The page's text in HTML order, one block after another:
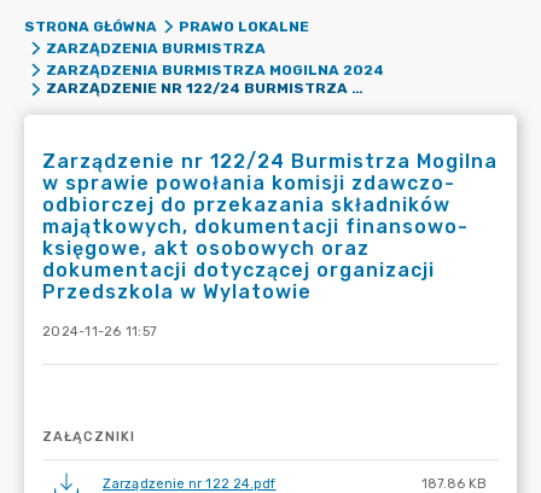
STRONA GŁÓWNA
PRAWO LOKALNE
ZARZĄDZENIA BURMISTRZA
ZARZĄDZENIA BURMISTRZA MOGILNA 2024
ZARZĄDZENIE NR 122/24 BURMISTRZA MOGILNA W SPRAWIE POWOŁANIA KOMISJI ZDAWCZO-ODBIORCZEJ DO PRZEKAZANIA SKŁADNIKÓW MAJĄTKOWYCH, DOKUMENTACJI FINANSOWO-KSIĘGOWE, AKT OSOBOWYCH ORAZ DOKUMENTACJI DOTYCZĄCEJ ORGANIZACJI PRZEDSZKOLA W WYLATOWIE
Zarządzenie nr 122/24 Burmistrza Mogilna
w sprawie powołania komisji zdawczo-
odbiorczej do przekazania składników
majątkowych, dokumentacji finansowo-
księgowe, akt osobowych oraz
dokumentacji dotyczącej organizacji
Przedszkola w Wylatowie
2024-11-26 11:57
ZAŁĄCZNIKI
Zarządzenie nr 122 24.pdf 187.86 KB